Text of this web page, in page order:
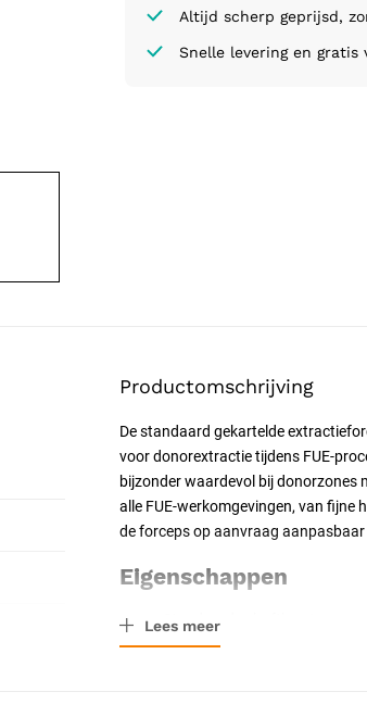
Altijd scherp geprijsd,
Snelle levering en gratis
Productomschrijving
De standaard gekartelde
voor donorextractie tijdens FUE-
bijzonder waardevol bij donorzones
alle FUE-werkomgevingen, van
de forceps op aanvraag
Eigenschappen
Tipuitvoering: gekarteld voor
Lees meer